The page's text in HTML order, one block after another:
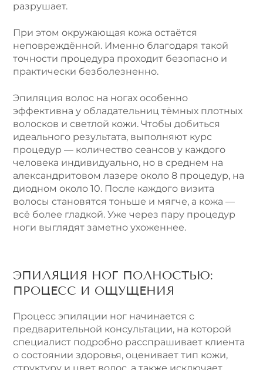
разрушает.
При этом окружающая кожа остаётся
неповреждённой. Именно благодаря такой
точности процедура проходит безопасно и
практически безболезненно.
Эпиляция волос на ногах особенно
эффективна у обладательниц тёмных плотных
волосков и светлой кожи. Чтобы добиться
идеального результата, выполняют курс
процедур — количество сеансов у каждого
человека индивидуально, но в среднем на
александритовом лазере около 8 процедур, на
диодном около 10. После каждого визита
волосы становятся тоньше и мягче, а кожа —
всё более гладкой. Уже через пару процедур
ноги выглядят заметно ухоженнее.
ЭПИЛЯЦИЯ НОГ ПОЛНОСТЬЮ:
ПРОЦЕСС И ОЩУЩЕНИЯ
Процесс эпиляции ног начинается с
предварительной консультации, на которой
специалист подробно расспрашивает клиента
о состоянии здоровья, оценивает тип кожи,